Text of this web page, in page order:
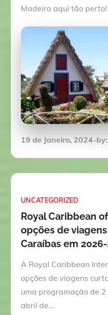
Madeira aqui tão
Posted
19 de Janeiro, 2024 by:
UNCATEGORIZED
Royal Caribbean
opções de
Caraíbas em
A Royal Caribbean
opções de viagens
uma programação de
abril de…